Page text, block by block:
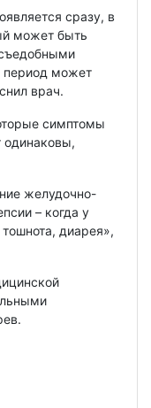
сразу, в
может быть
период может
врач.
симптомы
одинаковы,
желудочно-
– когда у
диарея»,